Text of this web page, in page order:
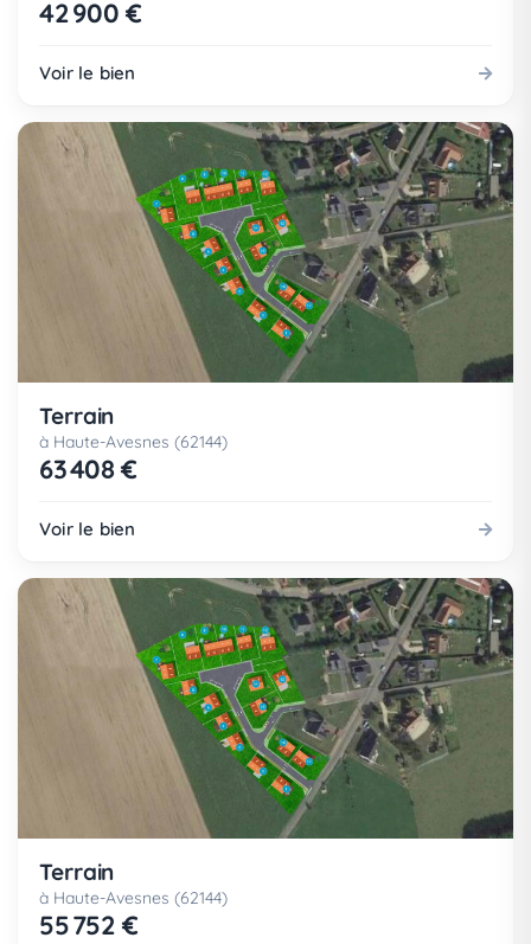
42 900 €
Voir le bien
Terrain
à Haute-Avesnes (62144)
63 408 €
Voir le bien
Terrain
à Haute-Avesnes (62144)
55 752 €